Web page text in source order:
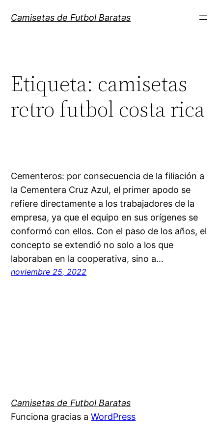
Camisetas de Futbol Baratas
Etiqueta: camisetas
retro futbol costa rica
Cementeros: por consecuencia de la filiación a
la Cementera Cruz Azul, el primer apodo se
refiere directamente a los trabajadores de la
empresa, ya que el equipo en sus orígenes se
conformó con ellos. Con el paso de los años, el
concepto se extendió no solo a los que
laboraban en la cooperativa, sino a…
noviembre 25, 2022
Camisetas de Futbol Baratas
Funciona gracias aWordPress